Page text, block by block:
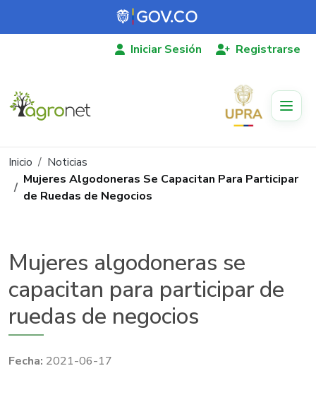
Pasar al contenido principal
Iniciar Sesión Registrarse
Ruta de navegación
Inicio
Noticias
Mujeres Algodoneras Se Capacitan Para Participar
de Ruedas de Negocios
Mujeres algodoneras se
capacitan para participar de
ruedas de negocios
2021-06-17